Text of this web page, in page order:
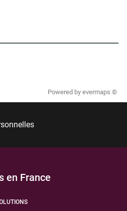
Powered by evermaps ©
en France